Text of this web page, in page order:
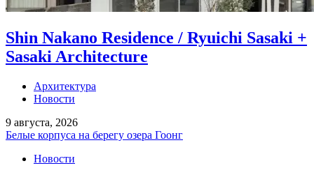
Shin Nakano Residence / Ryuichi Sasaki +
Sasaki Architecture
Архитектура
Новости
9 августа, 2026
Белые корпуса на берегу озера Гоонг
Новости